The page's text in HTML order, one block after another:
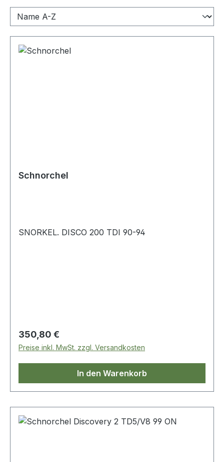
Schnorchel
SNORKEL. DISCO 200 TDI 90-94
Regulärer Preis:
350,80 €
Preise inkl. MwSt. zzgl. Versandkosten
In den Warenkorb